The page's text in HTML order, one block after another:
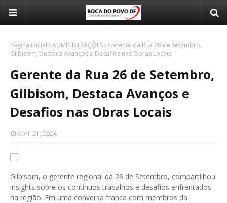
Página inicial ADMINISTRAÇÕES
Gerente da Rua 26 de Setembro,
Gilbisom, Destaca Avanços e Desafios nas Obras Locais
Gerente da Rua 26 de Setembro,
Gilbisom, Destaca Avanços e
Desafios nas Obras Locais
Abril 21, 2024
Gilbisom, o gerente regional da 26 de Setembro, compartilhou
insights sobre os contínuos trabalhos e desafios enfrentados
na região. Em uma conversa franca com membros da